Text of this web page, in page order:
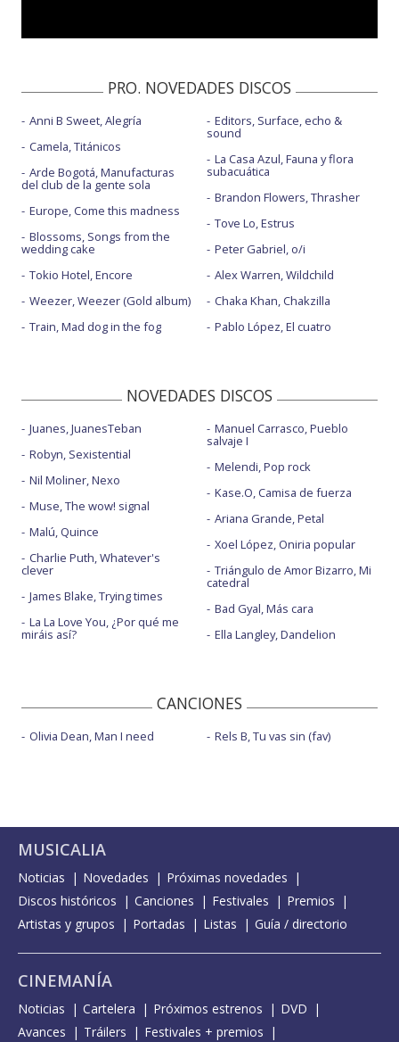
PRO. NOVEDADES DISCOS
Anni B Sweet, Alegría
Camela, Titánicos
Arde Bogotá, Manufacturas
del club de la gente sola
Europe, Come this madness
Blossoms, Songs from the
wedding cake
Tokio Hotel, Encore
Weezer, Weezer (Gold album)
Train, Mad dog in the fog
Editors, Surface, echo &
sound
La Casa Azul, Fauna y flora
subacuática
Brandon Flowers, Thrasher
Tove Lo, Estrus
Peter Gabriel, o/i
Alex Warren, Wildchild
Chaka Khan, Chakzilla
Pablo López, El cuatro
NOVEDADES DISCOS
Juanes, JuanesTeban
Robyn, Sexistential
Nil Moliner, Nexo
Muse, The wow! signal
Malú, Quince
Charlie Puth, Whatever's
clever
James Blake, Trying times
La La Love You, ¿Por qué me
miráis así?
Manuel Carrasco, Pueblo
salvaje I
Melendi, Pop rock
Kase.O, Camisa de fuerza
Ariana Grande, Petal
Xoel López, Oniria popular
Triángulo de Amor Bizarro, Mi
catedral
Bad Gyal, Más cara
Ella Langley, Dandelion
CANCIONES
Olivia Dean, Man I need Rels B, Tu vas sin (fav)
MUSICALIA
Noticias Novedades
Próximas novedades
Discos históricos
Canciones Festivales
Premios
Artistas y grupos
Portadas Listas Guía / directorio
CINEMANÍA
Noticias Cartelera Próximos estrenos
DVD
Avances
Tráilers Festivales + premios